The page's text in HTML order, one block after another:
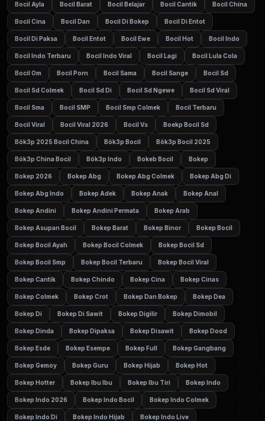
Bocil Ayla Bocil Barat Bocil Belajar Bocil Cantik Bocil China
Bocil Cina Bocil Dan Bocil Di Bokep Bocil Di Entot
Bocil Di Paksa Bocil Entot Bocil Ewe Bocil Hot Bocil Indo
Bocil Indo Terbaru Bocil Indo Viral Bocil Lagi Bocil Lula Cola
Bocil Om Bocil Porn Bocil Sama Bocil Sange Bocil Sd
Bocil Sd Colmek Bocil Sd Di Bocil Sd Ngewe Bocil Sd Viral
Bocil Sma Bocil SMP Bocil Smp Colmek Bocil Terbaru
Bocil Viral Bocil Viral 2026 Bocil Vs Boekp Bocil Sd
Bök3p 2025 Bocil China Bök3p Bocil Bök3p Bocil 2025
Bök3p China Bocil Bök3p Indo Bokeb Bocil Bokep
Bokep 2026 Bokep Abg Bokep Abg Colmek Bokep Abg Di
Bokep Abg Indo Bokep Adek Bokep Anak Bokep Anal
Bokep Andini Bokep Andini Permata Bokep Arab
Bokep Asupan Bocil Bokep Barat Bokep Binor Bokep Bocil
Bokep Bocil Ayah Bokep Bocil Colmek Bokep Bocil Sd
Bokep Bocil Smp Bokep Bocil Terbaru Bokep Bocil Viral
Bokep Cantik Bokep Chindo Bokep Cina Bokep Cinas
Bokep Colmek Bokep Crot Bokep Dan Bokep Bokep Dea
Bokep Di Bokep Di Sawit Bokep Digilir Bokep Dimobil
Bokep Dinda Bokep Dipaksa Bokep Disawit Bokep Dood
Bokep Esde Bokep Esempe Bokep Full Bokep Gangbang
Bokep Gemoy Bokep Guru Bokep Hijab Bokep Hot
Bokep Hotter Bokep Ibu Ibu Bokep Ibu Tiri Bokep Indo
Bokep Indo 2026 Bokep Indo Bocil Bokep Indo Colmek
Bokep Indo Di Bokep Indo Hijab Bokep Indo Live